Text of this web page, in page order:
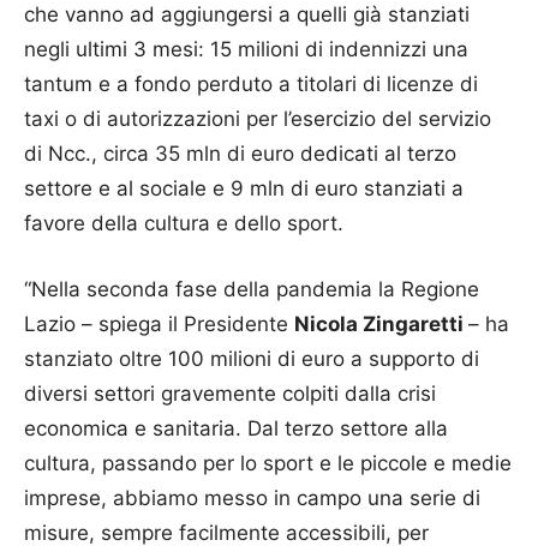
che vanno ad aggiungersi a quelli già stanziati
negli ultimi 3 mesi: 15 milioni di indennizzi una
tantum e a fondo perduto a titolari di licenze di
taxi o di autorizzazioni per l’esercizio del servizio
di Ncc., circa 35 mln di euro dedicati al terzo
settore e al sociale e 9 mln di euro stanziati a
favore della cultura e dello sport.
“Nella seconda fase della pandemia la Regione
Lazio – spiega il Presidente Nicola Zingaretti – ha
stanziato oltre 100 milioni di euro a supporto di
diversi settori gravemente colpiti dalla crisi
economica e sanitaria. Dal terzo settore alla
cultura, passando per lo sport e le piccole e medie
imprese, abbiamo messo in campo una serie di
misure, sempre facilmente accessibili, per